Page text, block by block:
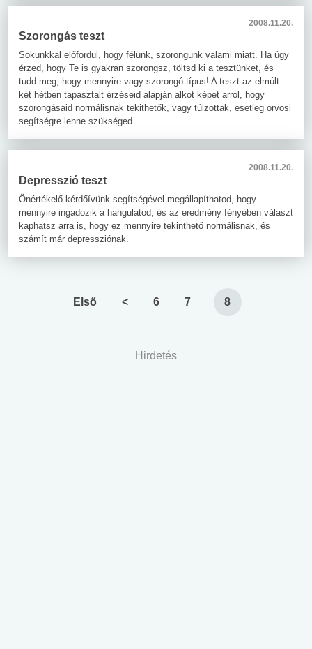
2008.11.20.
Szorongás teszt
Sokunkkal előfordul, hogy félünk, szorongunk valami miatt. Ha úgy
érzed, hogy Te is gyakran szorongsz, töltsd ki a tesztünket, és
tudd meg, hogy mennyire vagy szorongó típus! A teszt az elmúlt
két hétben tapasztalt érzéseid alapján alkot képet arról, hogy
szorongásaid normálisnak tekithetők, vagy túlzottak, esetleg orvosi
segítségre lenne szükséged.
2008.11.20.
Depresszió teszt
Önértékelő kérdőívünk segítségével megállapíthatod, hogy
mennyire ingadozik a hangulatod, és az eredmény fényében választ
kaphatsz arra is, hogy ez mennyire tekinthető normálisnak, és
számít már depressziónak.
Első < 6 7 8
Hirdetés